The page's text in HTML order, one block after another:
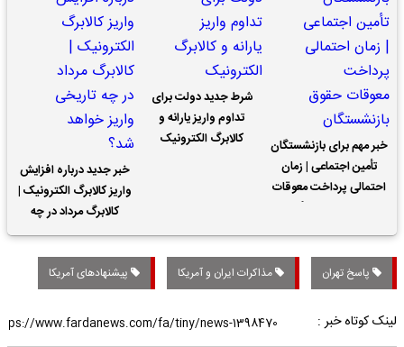
خبر مهم برای بازنشستگان
تأمین اجتماعی | زمان
احتمالی پرداخت معوقات
شرط جدید دولت برای
تداوم واریز یارانه و
کالابرگ الکترونیک
خبر جدید درباره افزایش
واریز کالابرگ الکترونیک |
کالابرگ مرداد در چه
تاریخی واریز خواهد شد؟
پاسخ تهران مذاکرات ایران و آمریکا پیشنهادهای آمریکا
لینک کوتاه خبر :